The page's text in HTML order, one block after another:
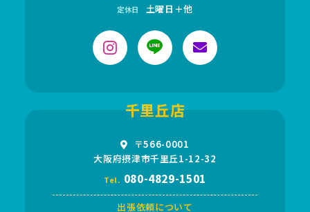
定休日 土曜日＋他
千里丘店
〒566-0001
大阪府摂津市千里丘1-12-32
Tel. 080-4829-1501
出張依頼について